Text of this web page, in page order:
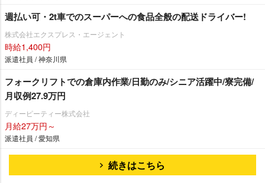
週払い可・2t車でのスーパーへの食品全般の配送ドライバー!
株式会社エクスプレス・エージェント
時給1,400円
派遣社員 / 神奈川県
フォークリフトでの倉庫内作業/日勤のみ/シニア活躍中/寮完備/
月収例27.9万円
ディーピーティー株式会社
月給27万円～
派遣社員 / 愛知県
続きはこちら